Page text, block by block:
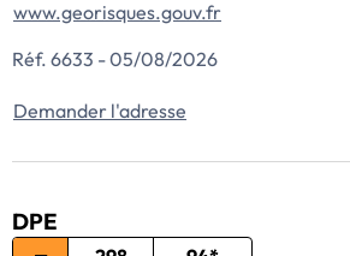
www.georisques.gouv.fr
Réf. 6633 - 05/08/2026
Demander l'adresse
DPE